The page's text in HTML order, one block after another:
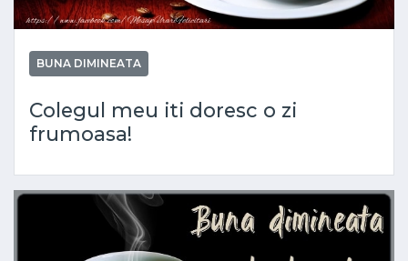
BUNA DIMINEATA
Colegul meu iti doresc o zi
frumoasa!